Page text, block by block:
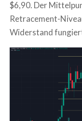
$6,90. Der
Retracement-
Widerstand